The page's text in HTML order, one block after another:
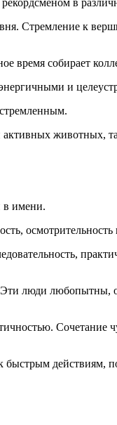
Стремление к
время собирает
и
животных,
в имени.
Эти люди
Сочетание
действиям,